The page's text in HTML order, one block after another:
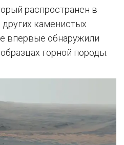
распространен в
каменистых
впервые обнаружили
горной породы.